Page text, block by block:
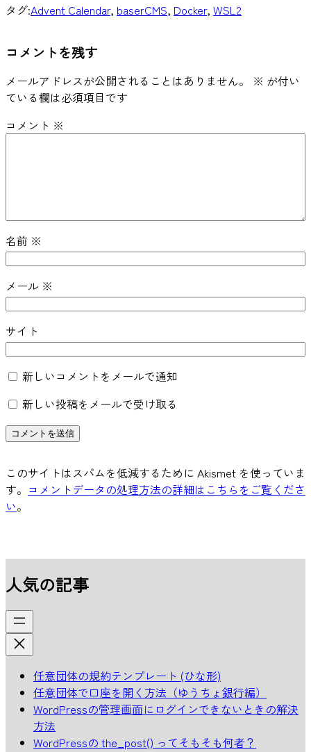
タグ:Advent Calendar, baserCMS, Docker, WSL2
コメントを残す
メールアドレスが公開されることはありません。 ※ が付い
ている欄は必須項目です
コメント ※
名前 ※
メール ※
サイト
新しいコメントをメールで通知
新しい投稿をメールで受け取る
このサイトはスパムを低減するために Akismet を使っていま
す。 コメントデータの処理方法の詳細はこちらをご覧くださ
い。
人気の記事
任意団体の規約テンプレート (ひな形)
任意団体で口座を開く方法（ゆうちょ銀行編）
WordPressの管理画面にログインできないときの解決
方法
WordPressの the_post() ってそもそも何者？